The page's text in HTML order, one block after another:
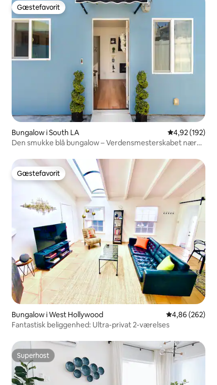
Gæstefavorit
Gæstefavorit
Bungalow i South LA 4,92 ud af 5 i
4,92 (192)
Den smukke blå bungalow – Verdensmesterskabet nær
Gæstefavorit
Gæstefavorit
Bungalow i West Hollywood 4,86 ud af 5 i
4,86 (262)
Fantastisk beliggenhed: Ultra-privat 2-værelses
Superhost
Superhost